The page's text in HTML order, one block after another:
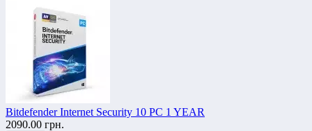
Bitdefender Internet Security 10 PC 1 YEAR
2090.00 грн.